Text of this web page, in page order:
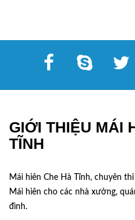
GIỚI THIỆU MÁI
TĨNH
Mái hiên Che Hà Tĩnh, chuyên
Mái hiên cho các nhà xưởng,
đình.